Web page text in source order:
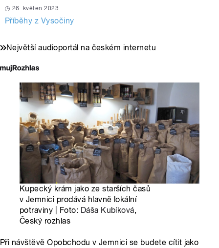
26. květen 2023
Příběhy z Vysočiny
Největší audioportál na českém internetu
Kupecký krám jako ze starších časů
v Jemnici prodává hlavně lokální
potraviny | Foto: Dáša Kubíková,
Český rozhlas
Při návštěvě Opobchodu v Jemnici se budete cítit jako